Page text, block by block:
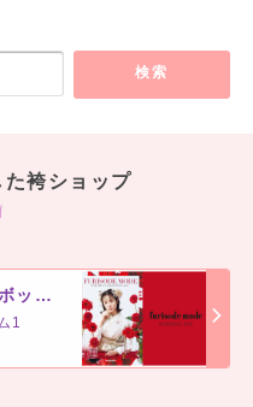
検索
袴ショップ
ふりそでMODEウェディングボックス イオンモール沖縄ライカム店
1